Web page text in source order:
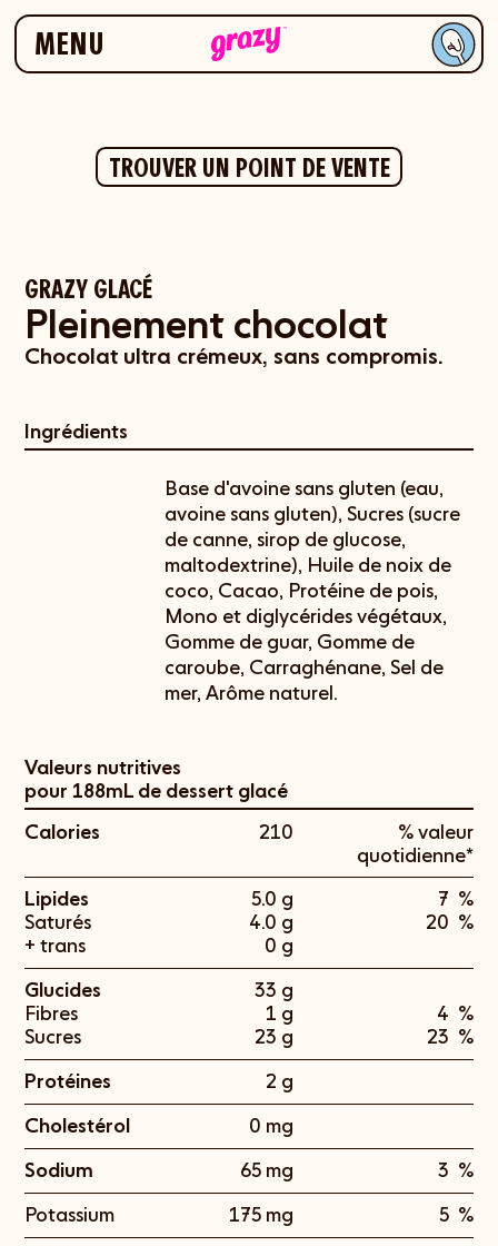
Aller à la navigation
Aller au contenu
MENU
TROUVER UN POINT DE VENTE
GRAZY GLACÉ
Pleinement chocolat
Chocolat ultra crémeux, sans compromis.
Ingrédients
Base d'avoine sans gluten (eau,
avoine sans gluten), Sucres (sucre
de canne, sirop de glucose,
maltodextrine), Huile de noix de
coco, Cacao, Protéine de pois,
Mono et diglycérides végétaux,
Gomme de guar, Gomme de
caroube, Carraghénane, Sel de
mer, Arôme naturel.
Valeurs nutritives
pour 188mL de dessert glacé
Calories
210
% valeur
quotidienne*
Lipides
5.0 g 7 %
Saturés
4.0 g 20 %
+ trans
0 g
Glucides
33 g
Fibres
1 g 4 %
Sucres
23 g 23 %
Protéines
2 g
Cholestérol
0 mg
Sodium
65 mg 3 %
Potassium
175 mg 5 %